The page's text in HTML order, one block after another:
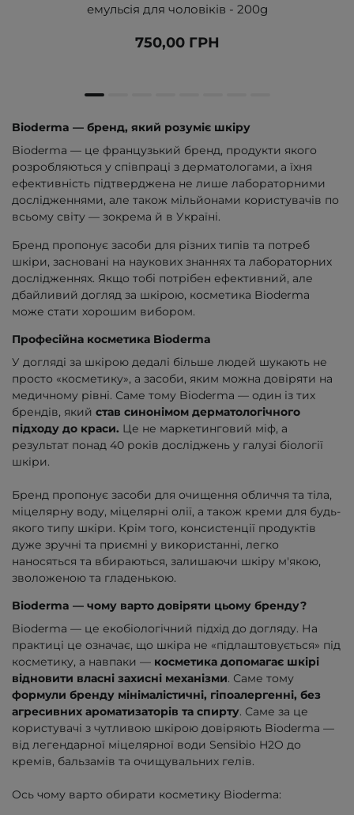
емульсія для чоловіків - 200g
750,00 ГРН
Bioderma — бренд, який розуміє шкіру
Bioderma — це французький бренд, продукти якого
розробляються у співпраці з дерматологами, а їхня
ефективність підтверджена не лише лабораторними
дослідженнями, але також мільйонами користувачів по
всьому світу — зокрема й в Україні.
Бренд пропонує засоби для різних типів та потреб
шкіри, засновані на наукових знаннях та лабораторних
дослідженнях. Якщо тобі потрібен ефективний, але
дбайливий догляд за шкірою, косметика Bioderma
може стати хорошим вибором.
Професійна косметика Bioderma
У догляді за шкірою дедалі більше людей шукають не
просто «косметику», а засоби, яким можна довіряти на
медичному рівні. Саме тому Bioderma — один із тих
брендів, який став синонімом дерматологічного
підходу до краси. Це не маркетинговий міф, а
результат понад 40 років досліджень у галузі біології
шкіри.
Бренд пропонує засоби для очищення обличчя та тіла,
міцелярну воду, міцелярні олії, а також креми для будь-
якого типу шкіри. Крім того, консистенції продуктів
дуже зручні та приємні у використанні, легко
наносяться та вбираються, залишаючи шкіру м'якою,
зволоженою та гладенькою.
Bioderma — чому варто довіряти цьому бренду?
Bioderma — це екобіологічний підхід до догляду. На
практиці це означає, що шкіра не «підлаштовується» під
косметику, а навпаки — косметика допомагає шкірі
відновити власні захисні механізми. Саме тому
формули бренду мінімалістичні, гіпоалергенні, без
агресивних ароматизаторів та спирту. Саме за це
користувачі з чутливою шкірою довіряють Bioderma —
від легендарної міцелярної води Sensibio H2O до
кремів, бальзамів та очищувальних гелів.
Ось чому варто обирати косметику Bioderma: